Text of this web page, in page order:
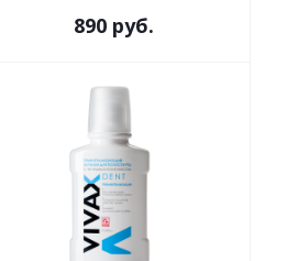
890 руб.